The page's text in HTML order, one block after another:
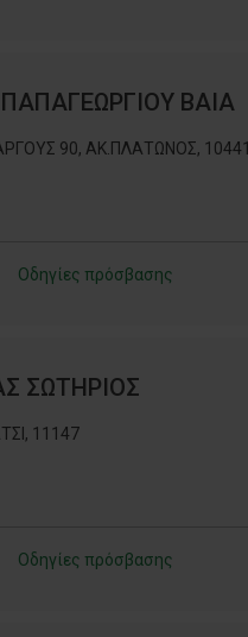
ΒΑΙΑ
90, ΑΚ.ΠΛΑΤΩΝΟΣ, 10441
Οδηγίες πρόσβασης
ΣΩΤΗΡΙΟΣ
11147
Οδηγίες πρόσβασης